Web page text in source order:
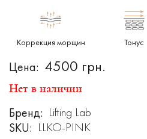
Коррекция морщин Тонус
Цена: 4500 грн.
Нет в наличии
Бренд: Lifting Lab
SKU: LLKO-PINK